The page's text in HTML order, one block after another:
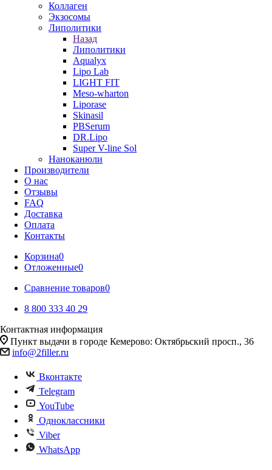
Коллаген
Экзосомы
Липолитики
Назад
Липолитики
Aqualyx
Lipo Lab
LIGHT FIT
Meso-wharton
Liporase
Skinasil
PBSerum
DR.Lipo
Super V-line Sol
Наноканюли
Производители
О нас
Отзывы
FAQ
Доставка
Оплата
Контакты
Корзина0
Отложенные0
Сравнение товаров0
8 800 333 40 29
Контактная информация
Пункт выдачи в городе Кемерово: Октябрьский просп., 36
info@2filler.ru
Вконтакте
Telegram
YouTube
Одноклассники
Viber
WhatsApp